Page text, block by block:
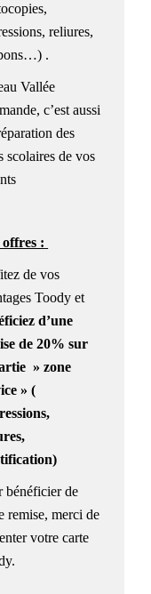
reliures,
.
Vallée
c’est aussi
des
scolaires de vos
offres :
de vos
Toody et
d’une
de 20% sur
» zone
» (
bénéficier de
remise, merci de
votre carte